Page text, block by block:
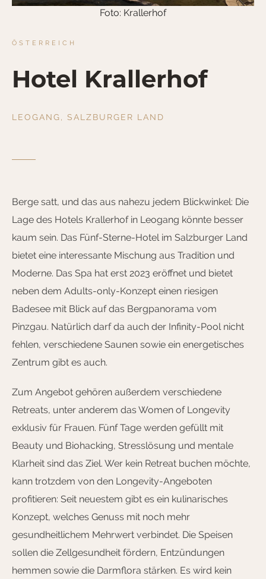
Foto: Krallerhof
ÖSTERREICH
Hotel Krallerhof
LEOGANG, SALZBURGER LAND
Berge satt, und das aus nahezu jedem Blickwinkel: Die
Lage des Hotels Krallerhof in Leogang könnte besser
kaum sein. Das Fünf-Sterne-Hotel im Salzburger Land
bietet eine interessante Mischung aus Tradition und
Moderne. Das Spa hat erst 2023 eröffnet und bietet
neben dem Adults-only-Konzept einen riesigen
Badesee mit Blick auf das Bergpanorama vom
Pinzgau. Natürlich darf da auch der Infinity-Pool nicht
fehlen, verschiedene Saunen sowie ein energetisches
Zentrum gibt es auch.
Zum Angebot gehören außerdem verschiedene
Retreats, unter anderem das Women of Longevity
exklusiv für Frauen. Fünf Tage werden gefüllt mit
Beauty und Biohacking, Stresslösung und mentale
Klarheit sind das Ziel. Wer kein Retreat buchen möchte,
kann trotzdem von den Longevity-Angeboten
profitieren: Seit neuestem gibt es ein kulinarisches
Konzept, welches Genuss mit noch mehr
gesundheitlichem Mehrwert verbindet. Die Speisen
sollen die Zellgesundheit fördern, Entzündungen
hemmen sowie die Darmflora stärken. Es wird kein